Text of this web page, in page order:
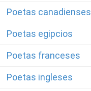
Poetas canadienses
Poetas egipcios
Poetas franceses
Poetas ingleses